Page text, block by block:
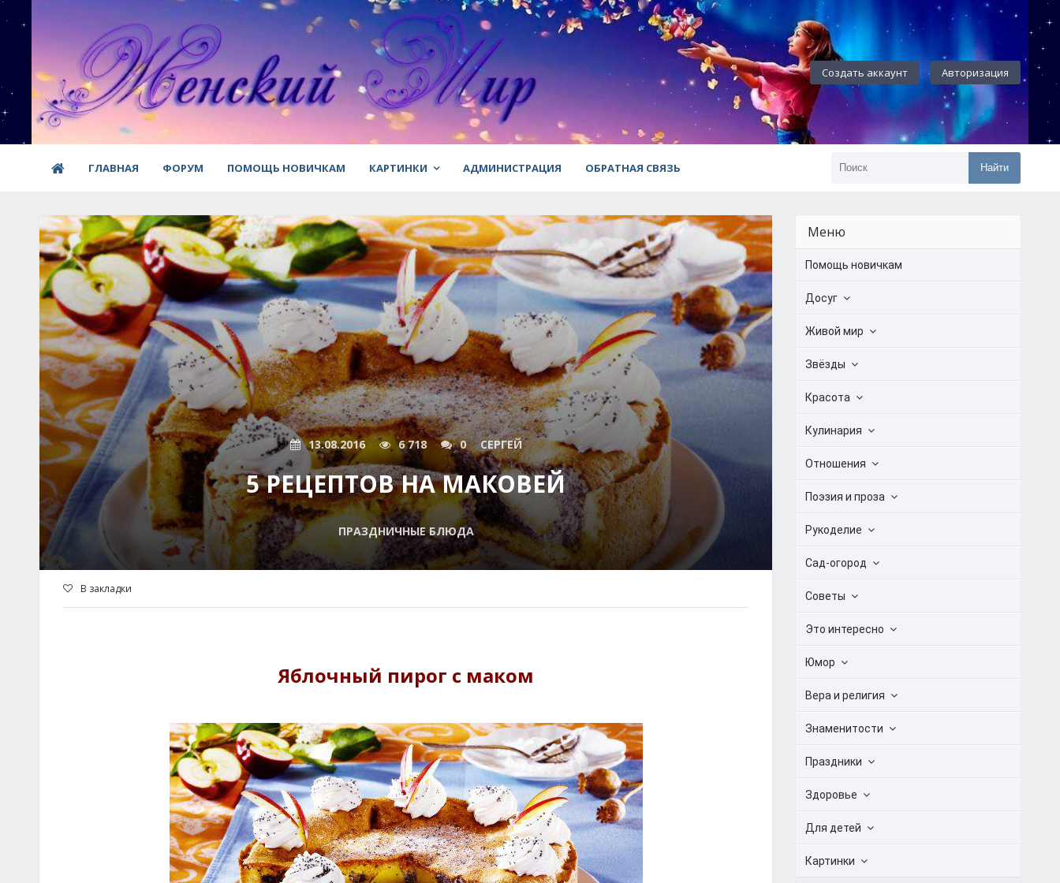
Создать аккаунт Авторизация
ГЛАВНАЯ ФОРУМ ПОМОЩЬ НОВИЧКАМ КАРТИНКИ АДМИНИСТРАЦИЯ ОБРАТНАЯ СВЯЗЬ Найти
13.08.2016 6 718 0 СЕРГЕЙ
5 РЕЦЕПТОВ НА МАКОВЕЙ
ПРАЗДНИЧНЫЕ БЛЮДА
В закладки
Яблочный пирог с маком
Меню
Помощь новичкам
Досуг
Живой мир
Звёзды
Красота
Кулинария
Отношения
Поэзия и проза
Рукоделие
Сад-огород
Советы
Это интересно
Юмор
Вера и религия
Знаменитости
Праздники
Здоровье
Для детей
Картинки